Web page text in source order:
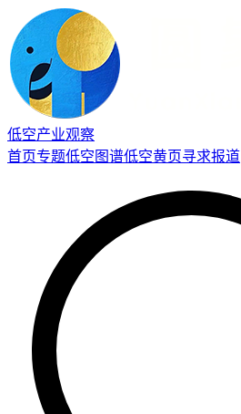
低空产业观察
首页专题低空图谱低空黄页寻求报道